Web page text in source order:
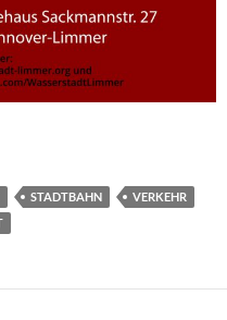
STADTBAHN
VERKEHR